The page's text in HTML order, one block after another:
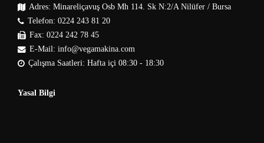
Adres: Minareliçavuş Osb Mh 114. Sk N:2/A Nilüfer / Bursa
Telefon: 0224 243 81 20
Fax: 0224 242 78 45
E-Mail: info@vegamakina.com
Çalışma Saatleri: Hafta içi 08:30 - 18:30
Yasal Bilgi